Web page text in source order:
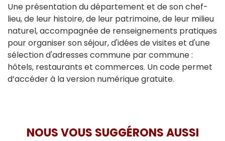
Une présentation du département et de son chef-
lieu, de leur histoire, de leur patrimoine, de leur milieu
naturel, accompagnée de renseignements pratiques
pour organiser son séjour, d'idées de visites et d'une
sélection d'adresses commune par commune :
hôtels, restaurants et commerces. Un code permet
d’accéder à la version numérique gratuite.
NOUS VOUS SUGGÉRONS AUSSI